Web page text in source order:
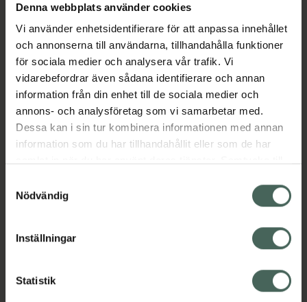
Denna webbplats använder cookies
Vi använder enhetsidentifierare för att anpassa innehållet
och annonserna till användarna, tillhandahålla funktioner
för sociala medier och analysera vår trafik. Vi
vidarebefordrar även sådana identifierare och annan
information från din enhet till de sociala medier och
annons- och analysföretag som vi samarbetar med.
Dessa kan i sin tur kombinera informationen med annan
information som du har tillhandahållit eller som de har
återkalla ditt samtycke via webbplatsens
cookieinställningar. Ett återkallat samtycke påverkar inte
lagligheten av behandling som skett innan återkallelsen.
Nödvändig
Inställningar
Statistik
EAN:07350150760020
Kategorier:
Kost och hälsaKosttillskottKosttillskott
Vitaminer och mineraler
Vitaminer och mineraler